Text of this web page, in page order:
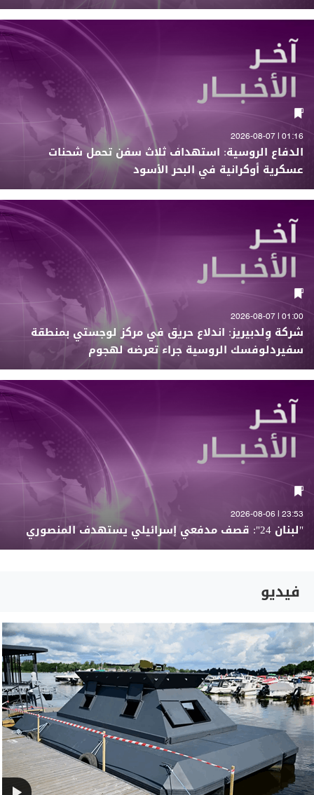
01:16 | 2026-08-07
الدفاع الروسية: استهداف ثلاث سفن تحمل شحنات
عسكرية أوكرانية في البحر الأسود
01:00 | 2026-08-07
شركة وِلدبيريز: اندلاع حريق في مركز لوجستي بمنطقة
سفيردلوفسك الروسية جراء تعرضه لهجوم
23:53 | 2026-08-06
"لبنان 24": قصف مدفعي إسرائيلي يستهدف المنصوري
فيديو